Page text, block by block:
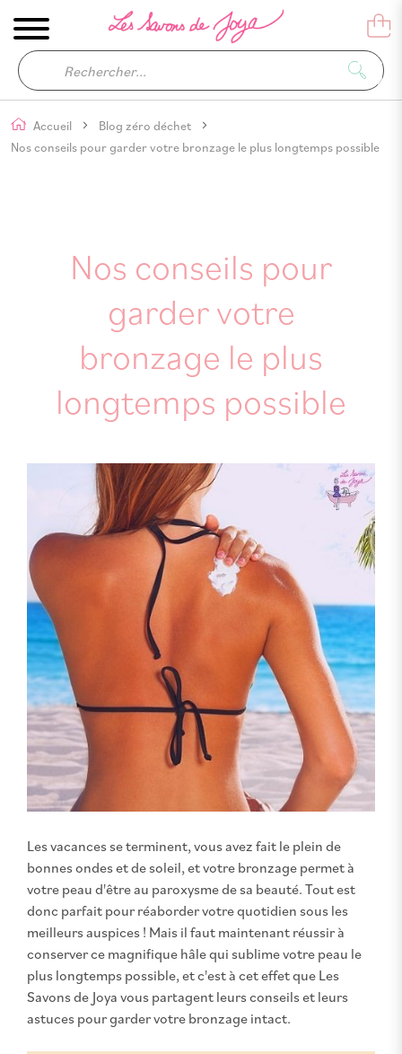
Accueil
Blog zéro déchet
Nos conseils pour garder votre bronzage le plus longtemps possible
Nos conseils pour
garder votre
bronzage le plus
longtemps possible
Les vacances se terminent, vous avez fait le plein de
bonnes ondes et de soleil, et votre bronzage permet à
votre peau d'être au paroxysme de sa beauté. Tout est
donc parfait pour réaborder votre quotidien sous les
meilleurs auspices ! Mais il faut maintenant réussir à
conserver ce magnifique hâle qui sublime votre peau le
plus longtemps possible, et c'est à cet effet que Les
Savons de Joya vous partagent leurs conseils et leurs
astuces pour garder votre bronzage intact.